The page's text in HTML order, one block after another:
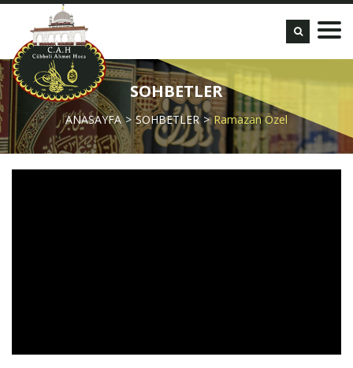
SOHBETLER
ANASAYFA SOHBETLER Ramazan Özel